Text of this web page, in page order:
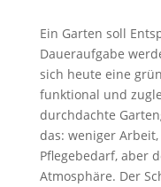
Ein Garten soll
Daueraufgabe
sich heute eine
funktional und
durchdachte
das: weniger
Pflegebedarf, aber
Atmosphäre. Der